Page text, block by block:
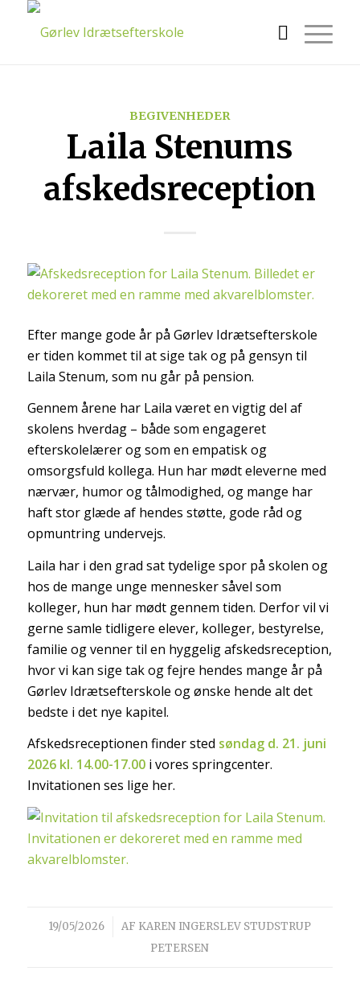
BEGIVENHEDER
Laila Stenums
afskedsreception
Efter mange gode år på Gørlev Idrætsefterskole
er tiden kommet til at sige tak og på gensyn til
Laila Stenum, som nu går på pension.
Gennem årene har Laila været en vigtig del af
skolens hverdag – både som engageret
efterskolelærer og som en empatisk og
omsorgsfuld kollega. Hun har mødt eleverne med
nærvær, humor og tålmodighed, og mange har
haft stor glæde af hendes støtte, gode råd og
opmuntring undervejs.
Laila har i den grad sat tydelige spor på skolen og
hos de mange unge mennesker såvel som
kolleger, hun har mødt gennem tiden. Derfor vil vi
gerne samle tidligere elever, kolleger, bestyrelse,
familie og venner til en hyggelig afskedsreception,
hvor vi kan sige tak og fejre hendes mange år på
Gørlev Idrætsefterskole og ønske hende alt det
bedste i det nye kapitel.
Afskedsreceptionen finder sted søndag d. 21. juni
2026 kl. 14.00-17.00i vores springcenter.
Invitationen ses lige her.
19/05/2026
/ AF KAREN INGERSLEV STUDSTRUP
PETERSEN